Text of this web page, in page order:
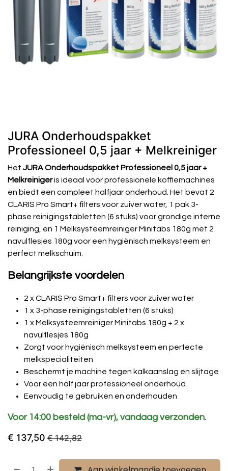
JURA Onderhoudspakket
Professioneel 0,5 jaar + Melkreiniger
Het JURA Onderhoudspakket Professioneel 0,5 jaar +
Melkreinigeris ideaal voor professionele koffiemachines
en biedt een compleet halfjaar onderhoud. Het bevat 2
CLARIS Pro Smart+ filters voor zuiver water, 1 pak 3-
phase reinigingstabletten (6 stuks) voor grondige interne
reiniging, en 1 Melksysteemreiniger Minitabs 180g met 2
navulflesjes 180g voor een hygiënisch melksysteem en
perfect melkschuim.
Belangrijkste voordelen
2 x CLARIS Pro Smart+ filters voor zuiver water
1 x 3-phase reinigingstabletten (6 stuks)
1 x Melksysteemreiniger Minitabs 180g + 2 x
navulflesjes 180g
Zorgt voor hygiënisch melksysteem en perfecte
melkspecialiteiten
Beschermt je machine tegen kalkaanslag en slijtage
Voor een half jaar professioneel onderhoud
Eenvoudig te gebruiken en onderhouden
Voor 14:00 besteld (ma-vr), vandaag verzonden.
€ 137,50 €142,82